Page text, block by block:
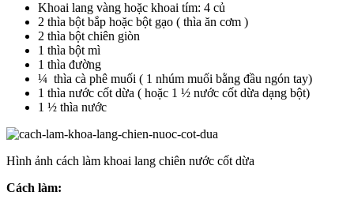
Khoai lang vàng hoặc khoai tím: 4 củ
2 thìa bột bắp hoặc bột gạo ( thìa ăn cơm )
2 thìa bột chiên giòn
1 thìa bột mì
1 thìa đường
¼ thìa cà phê muối ( 1 nhúm muối bằng đầu ngón tay)
1 thìa nước cốt dừa ( hoặc 1 ½ nước cốt dừa dạng bột)
1 ½ thìa nước
Hình ảnh cách làm khoai lang chiên nước cốt dừa
Cách làm: